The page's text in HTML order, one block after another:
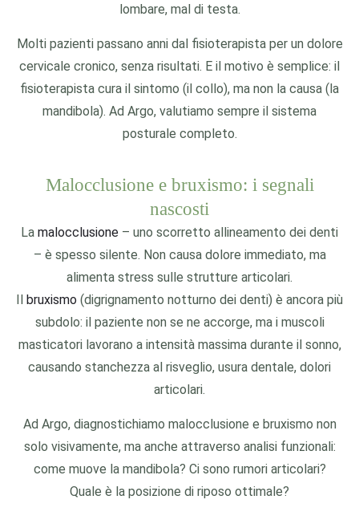
lombare, mal di testa.
Molti pazienti passano anni dal fisioterapista per un dolore
cervicale cronico, senza risultati. E il motivo è semplice: il
fisioterapista cura il sintomo (il collo), ma non la causa (la
mandibola). Ad Argo, valutiamo sempre il sistema
posturale completo.
Malocclusione e bruxismo: i segnali
nascosti
La malocclusione – uno scorretto allineamento dei denti
– è spesso silente. Non causa dolore immediato, ma
alimenta stress sulle strutture articolari.
Il bruxismo (digrignamento notturno dei denti) è ancora più
subdolo: il paziente non se ne accorge, ma i muscoli
masticatori lavorano a intensità massima durante il sonno,
causando stanchezza al risveglio, usura dentale, dolori
articolari.
Ad Argo, diagnostichiamo malocclusione e bruxismo non
solo visivamente, ma anche attraverso analisi funzionali:
come muove la mandibola? Ci sono rumori articolari?
Quale è la posizione di riposo ottimale?